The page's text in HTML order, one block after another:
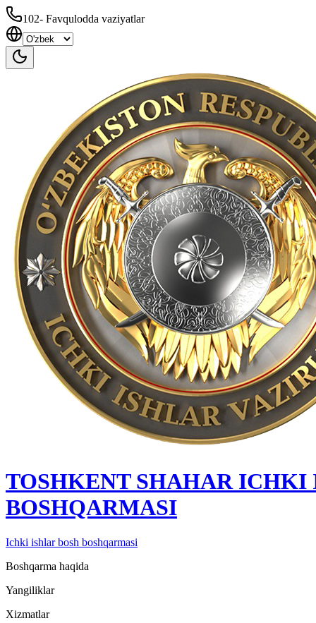
102- Favqulodda vaziyatlar
TOSHKENT SHAHAR IСHKI
BOSHQARMASI
Ichki ishlar bosh boshqarmasi
Boshqarma haqida
Yangiliklar
Xizmatlar